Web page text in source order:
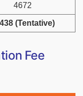
4672
(Tentative)
Fee